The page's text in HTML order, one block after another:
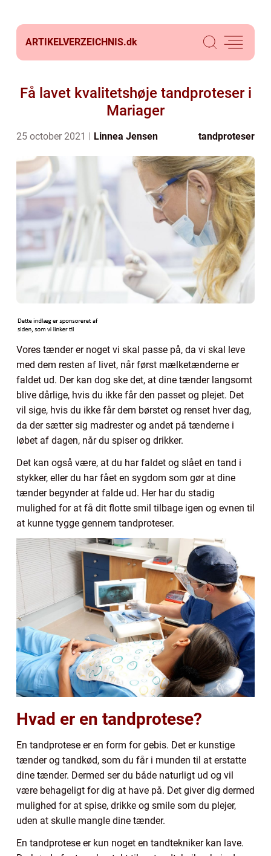
ARTIKELVERZEICHNIS.dk
Få lavet kvalitetshøje tandproteser i
Mariager
25 october 2021 Linnea Jensen tandproteser
Vores tænder er noget vi skal passe på, da vi skal leve
med dem resten af livet, når først mælketænderne er
faldet ud. Der kan dog ske det, at dine tænder langsomt
blive dårlige, hvis du ikke får den passet og plejet. Det
vil sige, hvis du ikke får dem børstet og renset hver dag,
da der sætter sig madrester og andet på tænderne i
løbet af dagen, når du spiser og drikker.
Det kan også være, at du har faldet og slået en tand i
stykker, eller du har fået en sygdom som gør at dine
tænder begynder at falde ud. Her har du stadig
mulighed for at få dit flotte smil tilbage igen og evnen til
at kunne tygge gennem tandproteser.
Hvad er en tandprotese?
En tandprotese er en form for gebis. Det er kunstige
tænder og tandkød, som du får i munden til at erstatte
dine tænder. Dermed ser du både naturligt ud og vil
være behageligt for dig at have på. Det giver dig dermed
mulighed for at spise, drikke og smile som du plejer,
uden at skulle mangle dine tænder.
En tandprotese er kun noget en tandtekniker kan lave.